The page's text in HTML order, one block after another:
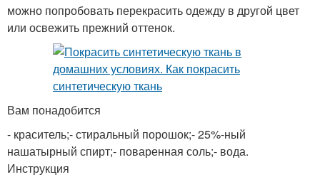
можно попробовать перекрасить одежду в другой цвет
или освежить прежний оттенок.
Вам понадобится
- краситель;- стиральный порошок;- 25%-ный
нашатырный спирт;- поваренная соль;- вода.
Инструкция